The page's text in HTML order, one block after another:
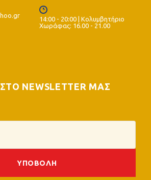
14:00 - 20:00 | Κολυμβητήριο
Χωράφας: 16.00 - 21.00
NEWSLETTER ΜΑΣ